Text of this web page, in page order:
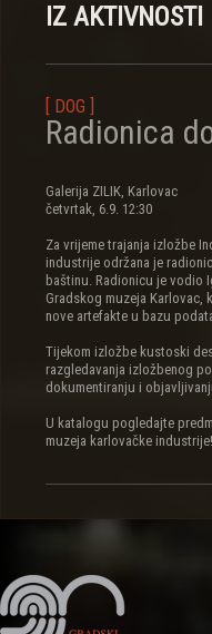
IZ AKTIVNOSTI
[ DOG ]
Radionica
Galerija ZILIK, Karlovac
četvrtak, 6.9. 12:30
Za vrijeme trajanja izložbe
industrije održana je
baštinu. Radionicu je vodio
Gradskog muzeja
nove artefakte u bazu
Tijekom izložbe kustoski
razgledavanja izložbenog
dokumentiranju i
U katalogu pogledajte
muzeja karlovačke industrije!